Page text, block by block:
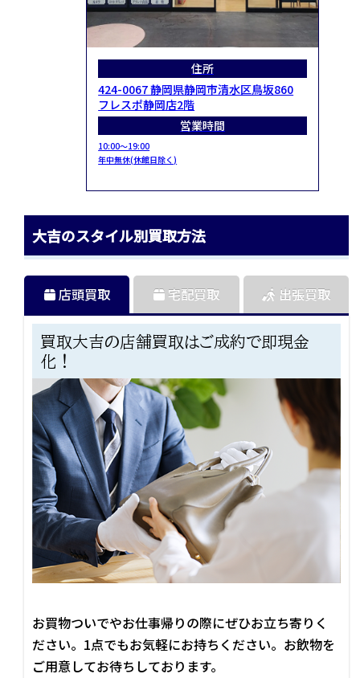
住所
424-0067 静岡県静岡市清水区鳥坂860
フレスポ静岡店2階
営業時間
10:00～19:00
年中無休(休館日除く)
大吉のスタイル別買取方法
店頭買取
買取大吉の店舗買取はご成約で即現金
化！
お買物ついでやお仕事帰りの際にぜひお立ち寄りく
ださい。1点でもお気軽にお持ちください。お飲物を
ご用意してお待ちしております。
宅配買取 出張買取